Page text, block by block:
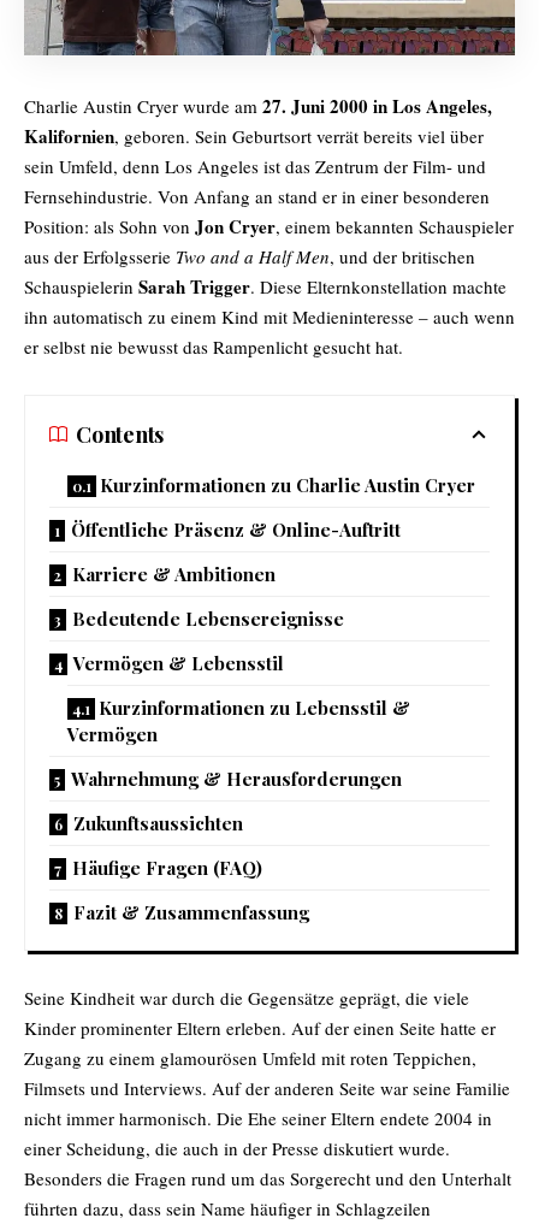
Charlie Austin Cryer wurde am 27. Juni 2000 in Los Angeles,
Kalifornien, geboren. Sein Geburtsort verrät bereits viel über
sein Umfeld, denn Los Angeles ist das Zentrum der Film- und
Fernsehindustrie. Von Anfang an stand er in einer besonderen
Position: als Sohn von Jon Cryer, einem bekannten Schauspieler
aus der Erfolgsserie Two and a Half Men, und der britischen
Schauspielerin Sarah Trigger. Diese Elternkonstellation machte
ihn automatisch zu einem Kind mit Medieninteresse – auch wenn
er selbst nie bewusst das Rampenlicht gesucht hat.
Contents
Kurzinformationen zu Charlie Austin Cryer
Öffentliche Präsenz & Online-Auftritt
Karriere & Ambitionen
Bedeutende Lebensereignisse
Vermögen & Lebensstil
Kurzinformationen zu Lebensstil &
Vermögen
Wahrnehmung & Herausforderungen
Zukunftsaussichten
Häufige Fragen (FAQ)
Fazit & Zusammenfassung
Seine Kindheit war durch die Gegensätze geprägt, die viele
Kinder prominenter Eltern erleben. Auf der einen Seite hatte er
Zugang zu einem glamourösen Umfeld mit roten Teppichen,
Filmsets und Interviews. Auf der anderen Seite war seine Familie
nicht immer harmonisch. Die Ehe seiner Eltern endete 2004 in
einer Scheidung, die auch in der Presse diskutiert wurde.
Besonders die Fragen rund um das Sorgerecht und den Unterhalt
führten dazu, dass sein Name häufiger in Schlagzeilen